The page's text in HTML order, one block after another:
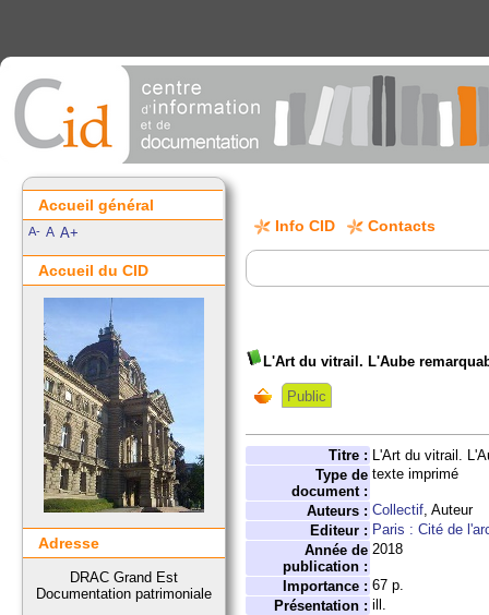
Info CID Contacts
L'Art du vitrail. L'Aube
Public
Titre : L'Art du vitrail.
Type de
document :
texte imprimé
Auteurs : Collectif, Auteur
Editeur : Paris : Cité de
Année de
publication :
2018
Importance : 67 p.
Présentation : ill.
Accueil général
A- A A+
Accueil du CID
Adresse
DRAC Grand Est
Documentation patrimoniale